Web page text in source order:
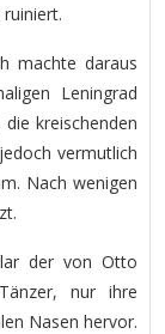
machte daraus
Leningrad
kreischenden
vermutlich
Nach wenigen
der von Otto
nur ihre
Nasen hervor.